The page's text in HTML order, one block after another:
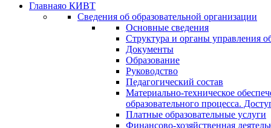
Главнаяо КИВТ
Сведения об образовательной организации
Основные сведения
Структура и органы управления
Документы
Образование
Руководство
Педагогический состав
Материально-техническое
образовательного процесса.
Платные образовательные услуги
Финансово-хозяйственная